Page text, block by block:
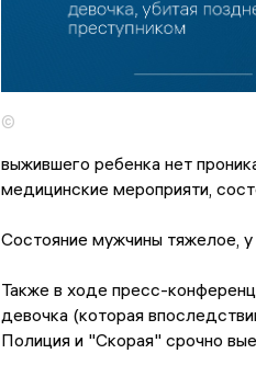
©
выжившего ребенка нет
медицинские мероприяти,
Состояние мужчины тяжелое,
Также в ходе пресс-
девочка (которая
Полиция и "Скорая" срочно